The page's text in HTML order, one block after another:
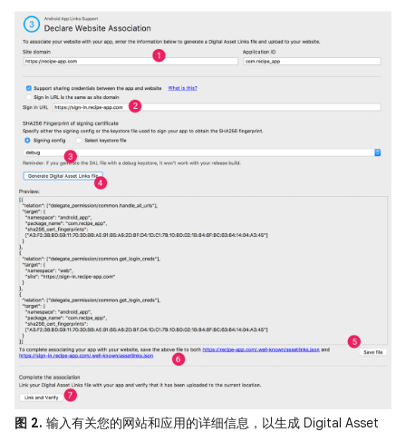
图 2. 输入有关您的网站和应用的详细信息，以生成 Digital Asset